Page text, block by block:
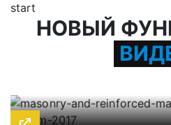
start
НОВЫЙ